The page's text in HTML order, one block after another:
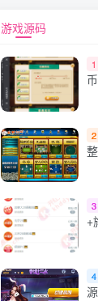
游戏源码
1
2
3
+
4